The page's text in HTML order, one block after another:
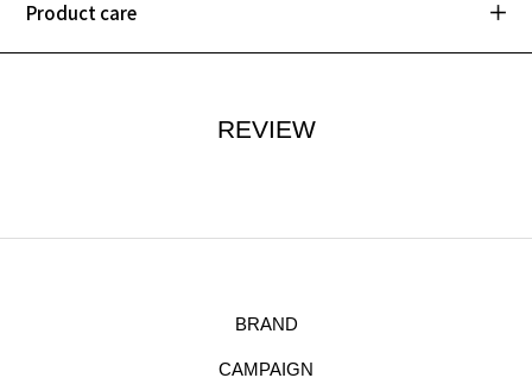
Product care
REVIEW
BRAND
CAMPAIGN